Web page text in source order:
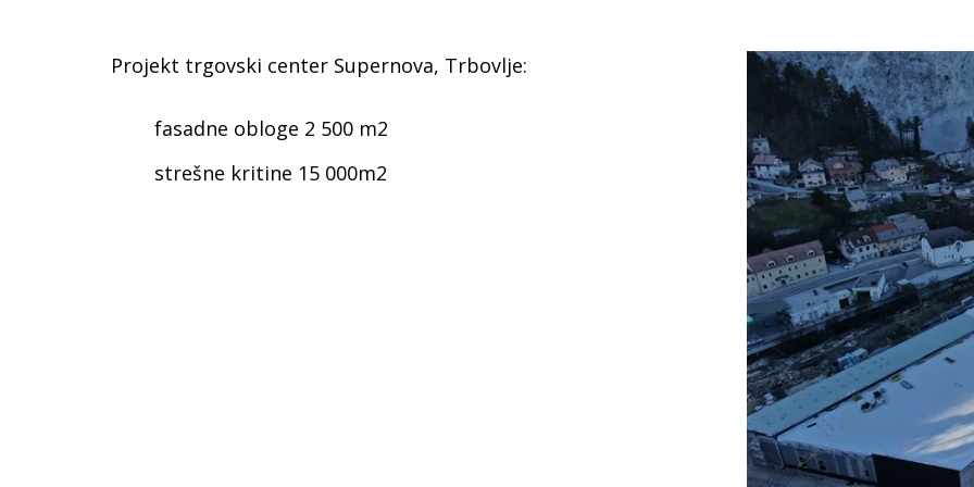
Projekt trgovski center Supernova, Trbovlje:
fasadne obloge 2 500 m2
strešne kritine 15 000m2